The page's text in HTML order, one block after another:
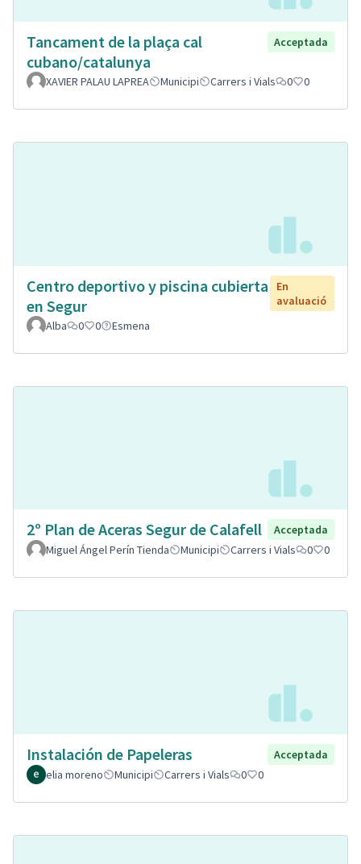
Tancament de la plaça cal
cubano/catalunya
Acceptada
XAVIER PALAU LAPREA Municipi Carrers i Vials 0 0
Centro deportivo y piscina cubierta
en Segur
En
avaluació
Alba
0 0 Esmena
2º Plan de Aceras Segur de Calafell
Acceptada
Miguel Ángel Perín Tienda
Municipi Carrers i Vials 0 0
Instalación de Papeleras
Acceptada
elia moreno
Municipi Carrers i Vials 0 0